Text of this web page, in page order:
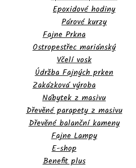
Epoxidové hodiny
Párové kurzy
Fajne Prkna
Ostropestřec mariánský
Včelí vosk
Údržba Fajných prken
Zakázková výroba
Nábytek z masivu
Dřevěné parapety z masivu
Dřevěné balanční kameny
Fajne Lampy
E-shop
Benefit plus